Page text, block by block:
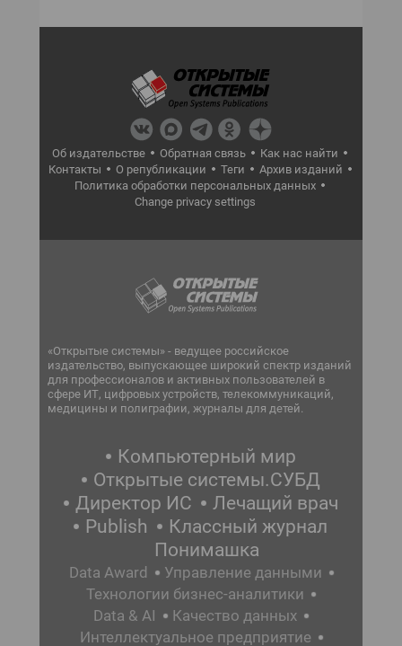
Об издательстве Обратная связь
Как нас найти
Контакты
О републикации Теги
Архив изданий
Политика обработки персональных данных
Change privacy settings
«Открытые системы» - ведущее российское
издательство, выпускающее широкий спектр изданий
для профессионалов и активных пользователей в
сфере ИТ, цифровых устройств, телекоммуникаций,
медицины и полиграфии, журналы для детей.
Компьютерный мир
Открытые системы.СУБД
Директор ИС
Лечащий врач
Publish
Классный журнал
Понимашка
Data Award
Управление данными
Технологии бизнес-аналитики
Data & AI
Качество данных
Интеллектуальное предприятие